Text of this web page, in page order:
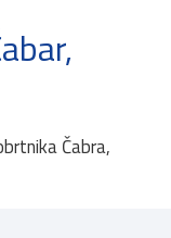
Čabra,